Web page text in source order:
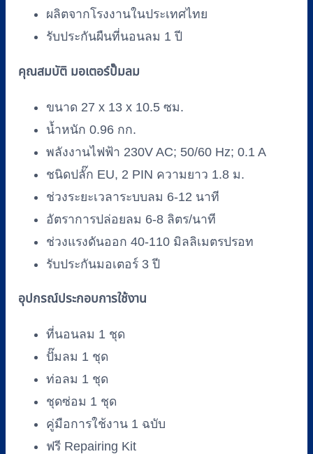
ผลิตจากโรงงานในประเทศไทย
รับประกันผืนที่นอนลม 1 ปี
คุณสมบัติ มอเตอร์ปั๊มลม
ขนาด 27 x 13 x 10.5 ซม.
น้ำหนัก 0.96 กก.
พลังงานไฟฟ้า 230V AC; 50/60 Hz; 0.1 A
ชนิดปลั๊ก EU, 2 PIN ความยาว 1.8 ม.
ช่วงระยะเวลาระบบลม 6-12 นาที
อัตราการปล่อยลม 6-8 ลิตร/นาที
ช่วงแรงดันออก 40-110 มิลลิเมตรปรอท
รับประกันมอเตอร์ 3 ปี
อุปกรณ์ประกอบการใช้งาน
ที่นอนลม 1 ชุด
ปั๊มลม 1 ชุด
ท่อลม 1 ชุด
ชุดซ่อม 1 ชุด
คู่มือการใช้งาน 1 ฉบับ
ฟรี Repairing Kit